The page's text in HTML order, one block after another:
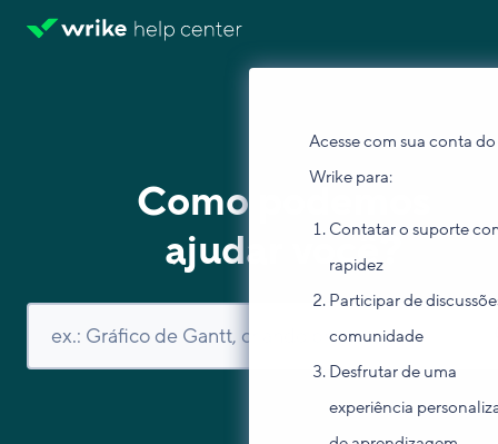
Acesse com sua conta do
Wrike para:
Contatar o suporte
rapidez
Participar de
comunidade
Desfrutar de uma
experiência
Como podemos
ajudar você?